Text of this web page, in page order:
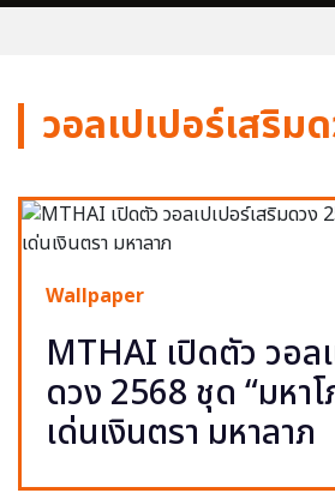
วอลเปเปอร์เสริม
Wallpaper
MTHAI เปิดตัว วอล
ดวง 2568 ชุด “มหา
เด่นเงินตรา มหาลาภ